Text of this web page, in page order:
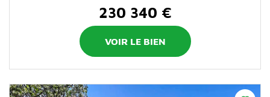
230 340 €
VOIR LE BIEN